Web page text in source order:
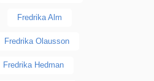
Fredrika Alm
Fredrika Olausson
Fredrika Hedman